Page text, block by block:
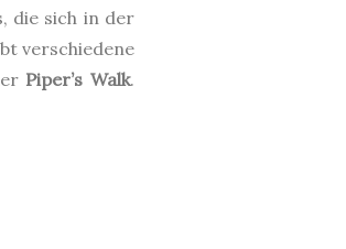
die sich in der
verschiedene
Piper’s Walk.